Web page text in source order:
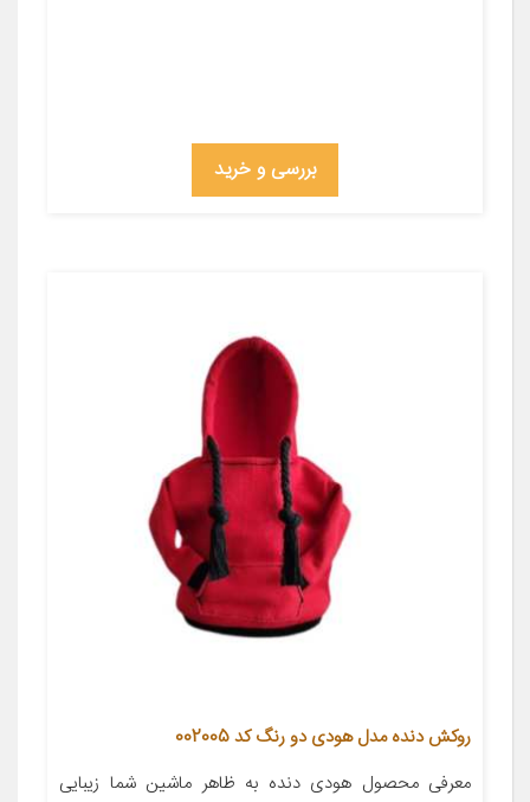
بررسی و خرید
روکش دنده مدل هودی دو رنگ کد 002005
معرفی محصول هودی دنده به ظاهر ماشین شما زیبایی